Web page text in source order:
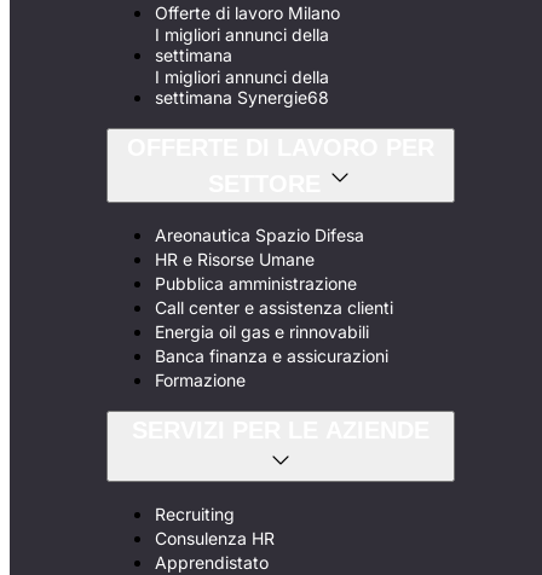
Offerte di lavoro Milano
I migliori annunci della
settimana
I migliori annunci della
settimana Synergie68
Areonautica Spazio Difesa
HR e Risorse Umane
Pubblica amministrazione
Call center e assistenza clienti
Energia oil gas e rinnovabili
Banca finanza e assicurazioni
Formazione
Recruiting
Consulenza HR
Apprendistato